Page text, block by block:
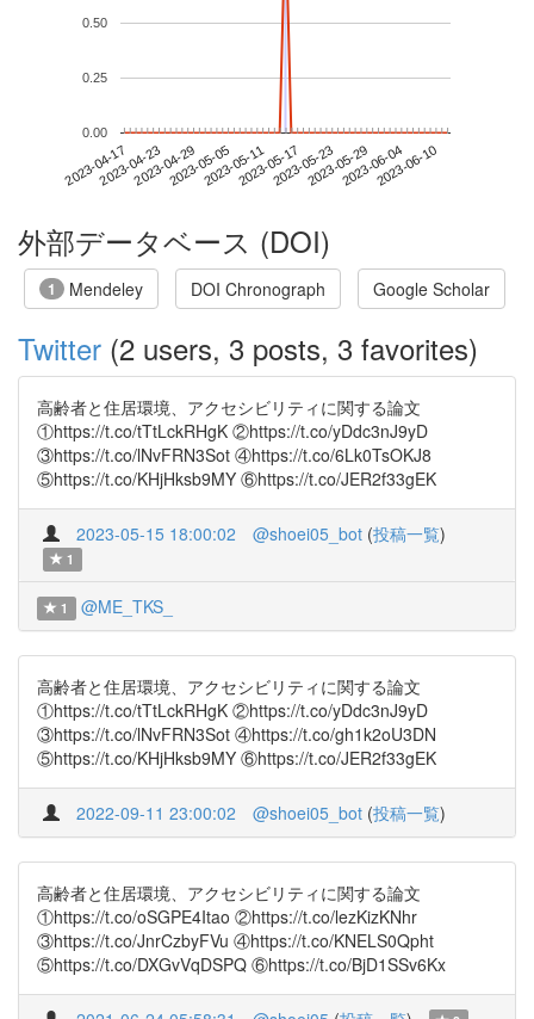
2023-04-172023-04-232023-04-292023-05-052023-05-112023-05-172023-05-232023-05-292023-06-042023-06-10
0.00
0.25
0.50
外部データベース (DOI)
1 Mendeley DOI Chronograph Google Scholar
Twitter (2 users, 3 posts, 3 favorites)
高齢者と住居環境、アクセシビリティに関する論文
①https://t.co/tTtLckRHgK ②https://t.co/yDdc3nJ9yD
③https://t.co/lNvFRN3Sot ④https://t.co/6Lk0TsOKJ8
⑤https://t.co/KHjHksb9MY ⑥https://t.co/JER2f33gEK
2023-05-15 18:00:02 @shoei05_bot (投稿一覧)
1
1 @ME_TKS_
高齢者と住居環境、アクセシビリティに関する論文
①https://t.co/tTtLckRHgK ②https://t.co/yDdc3nJ9yD
③https://t.co/lNvFRN3Sot ④https://t.co/gh1k2oU3DN
⑤https://t.co/KHjHksb9MY ⑥https://t.co/JER2f33gEK
2022-09-11 23:00:02 @shoei05_bot (投稿一覧)
高齢者と住居環境、アクセシビリティに関する論文
①https://t.co/oSGPE4Itao ②https://t.co/lezKizKNhr
③https://t.co/JnrCzbyFVu ④https://t.co/KNELS0Qpht
⑤https://t.co/DXGvVqDSPQ ⑥https://t.co/BjD1SSv6Kx